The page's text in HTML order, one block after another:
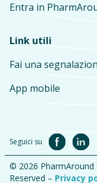
Entra in
Link utili
Fai una
App mobile
Seguici su
© 2026 PharmAround
Reserved – Privacy